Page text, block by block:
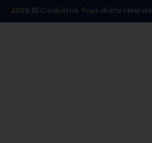
2026 BEC industrie. Tous droits réservés